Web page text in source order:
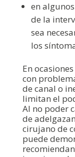
en
de la
sea
los
En
con
de canal o
limitan el
Al no poder
de
cirujano de
puede